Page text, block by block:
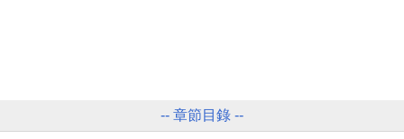
-- 章節目錄 --